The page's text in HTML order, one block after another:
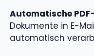
Automatische
Dokumente in E-
automatisch